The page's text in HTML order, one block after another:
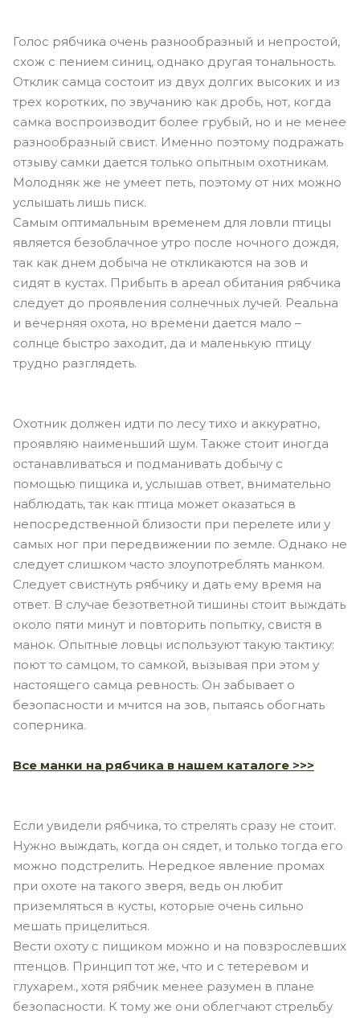
Голос рябчика очень разнообразный и непростой,
схож с пением синиц, однако другая тональность.
Отклик самца состоит из двух долгих высоких и из
трех коротких, по звучанию как дробь, нот, когда
самка воспроизводит более грубый, но и не менее
разнообразный свист. Именно поэтому подражать
отзыву самки дается только опытным охотникам.
Молодняк же не умеет петь, поэтому от них можно
услышать лишь писк.
Самым оптимальным временем для ловли птицы
является безоблачное утро после ночного дождя,
так как днем добыча не откликаются на зов и
сидят в кустах. Прибыть в ареал обитания рябчика
следует до проявления солнечных лучей. Реальна
и вечерняя охота, но времени дается мало –
солнце быстро заходит, да и маленькую птицу
трудно разглядеть.
Охотник должен идти по лесу тихо и аккуратно,
проявляю наименьший шум. Также стоит иногда
останавливаться и подманивать добычу с
помощью пищика и, услышав ответ, внимательно
наблюдать, так как птица может оказаться в
непосредственной близости при перелете или у
самых ног при передвижении по земле. Однако не
следует слишком часто злоупотреблять манком.
Следует свистнуть рябчику и дать ему время на
ответ. В случае безответной тишины стоит выждать
около пяти минут и повторить попытку, свистя в
манок. Опытные ловцы используют такую тактику:
поют то самцом, то самкой, вызывая при этом у
настоящего самца ревность. Он забывает о
безопасности и мчится на зов, пытаясь обогнать
соперника.
Все манки на рябчика в нашем каталоге >>>
Если увидели рябчика, то стрелять сразу не стоит.
Нужно выждать, когда он сядет, и только тогда его
можно подстрелить. Нередкое явление промах
при охоте на такого зверя, ведь он любит
приземляться в кусты, которые очень сильно
мешать прицелиться.
Вести охоту с пищиком можно и на повзрослевших
птенцов. Принцип тот же, что и с тетеревом и
глухарем., хотя рябчик менее разумен в плане
безопасности. К тому же они облегчают стрельбу